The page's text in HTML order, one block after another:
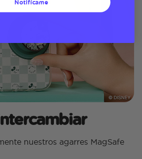
nuestros agarres MagSafe
Notifícame